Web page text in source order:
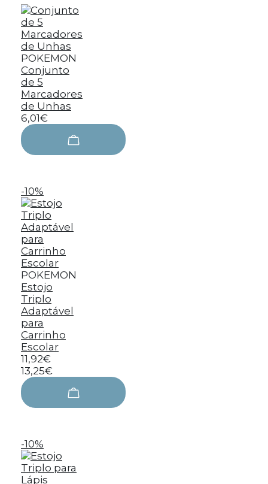
POKEMON
Conjunto
de 5
Marcadores
de Unhas
6,01€
-10%
POKEMON
Estojo
Triplo
Adaptável
para
Carrinho
Escolar
11,92€
13,25€
-10%